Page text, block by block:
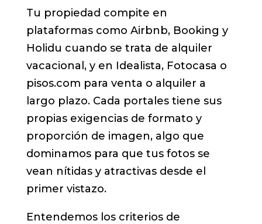
Tu propiedad compite en
plataformas como Airbnb, Booking y
Holidu cuando se trata de alquiler
vacacional, y en Idealista, Fotocasa o
pisos.com para venta o alquiler a
largo plazo. Cada portales tiene sus
propias exigencias de formato y
proporción de imagen, algo que
dominamos para que tus fotos se
vean nítidas y atractivas desde el
primer vistazo.
Entendemos los criterios de